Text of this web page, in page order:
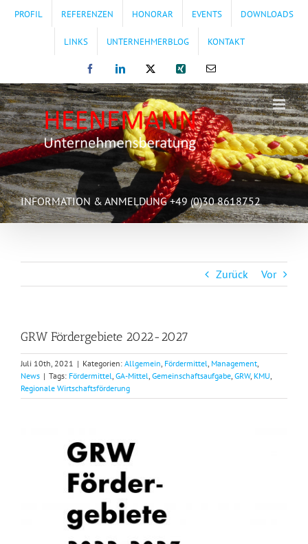
ZumPROFIL REFERENZEN HONORAR EVENTS DOWNLOADS
LINKS UNTERNEHMERBLOG KONTAKT
FacebookLinkedIn Xing
E-
INFORMATION & ANMELDUNG +49 (0)30 8618752
Zurück Vor
GRW Fördergebiete 2022-2027
Juli 10th, 2021 | Kategorien: Allgemein, Fördermittel, Management,
News | Tags: Fördermittel, GA-Mittel, Gemeinschaftsaufgabe, GRW, KMU,
Regionale Wirtschaftsförderung